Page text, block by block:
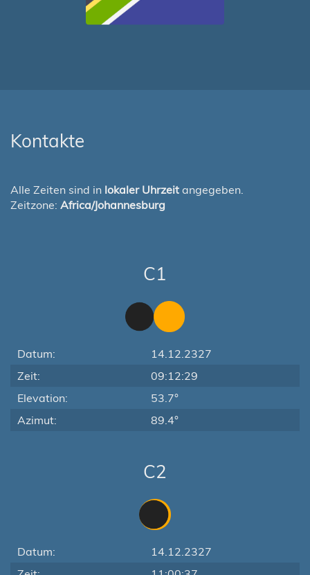
Kontakte
Alle Zeiten sind in lokaler Uhrzeit angegeben.
Zeitzone: Africa/Johannesburg
C1
Datum:
14.12.2327
Zeit:
09:12:29
Elevation:
53.7°
Azimut:
89.4°
C2
Datum:
14.12.2327